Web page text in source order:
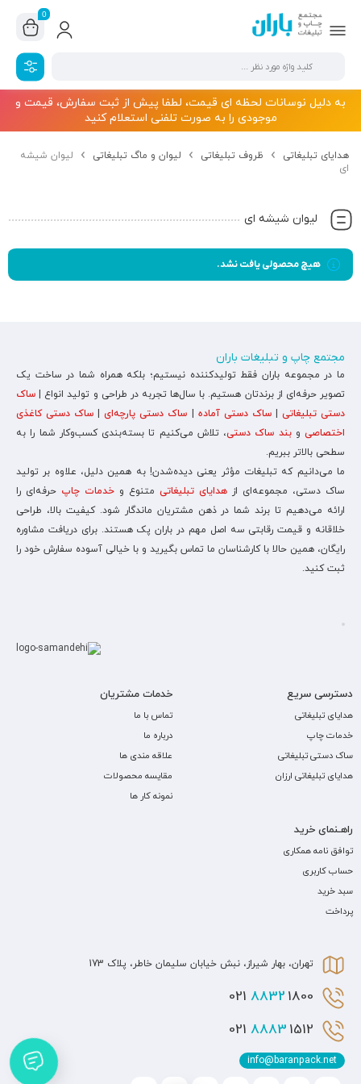
0
به دلیل نوسانات لحظه ای قیمت، لطفا پیش از ثبت سفارش، قیمت و
موجودی را به صورت تلفنی استعلام کنید
هدایای تبلیغاتی ظروف تبلیغاتی لیوان و ماگ تبلیغاتی
لیوان شیشه
ای
لیوان شیشه ای
هیچ محصولی یافت نشد.
مجتمع چاپ و تبلیغات باران
ما در مجموعه باران فقط تولیدکننده نیستیم؛ بلکه همراه شما در ساخت یک
تصویر حرفه‌ای از برندتان هستیم. با سال‌ها تجربه در طراحی و تولید انواع | ساک
دستی تبلیغاتی |ساک دستی آماده ساک دستی پارچه‌ای| ساک دستی کاغذی
اختصاصی وبند ساک دستی، تلاش می‌کنیم تا بسته‌بندی کسب‌وکار شما را به
سطحی بالاتر ببریم.
ما می‌دانیم که تبلیغات مؤثر یعنی دیده‌شدن! به همین دلیل، علاوه بر تولید
ساک دستی، مجموعه‌ای از هدایای تبلیغاتی متنوع و خدمات چاپ حرفه‌ای را
ارائه می‌دهیم تا برند شما در ذهن مشتریان ماندگار شود. کیفیت بالا، طراحی
خلاقانه و قیمت رقابتی سه اصل مهم در باران پک هستند. برای دریافت مشاوره
رایگان، همین حالا با کارشناسان ما تماس بگیرید و با خیالی آسوده سفارش خود را
ثبت کنید.
دسترسی سریع
هدایای تبلیغاتی
خدمات چاپ
ساک دستی تبلیغاتی
هدایای تبلیغاتی ارزان
خدمات مشتریان
تماس با ما
درباره ما
علاقه مندی ها
مقایسه محصولات
نمونه کار ها
راهـنمای خرید
توافق نامه همکاری
حساب کاربری
سبد خرید
پرداخت
تهران، بهار شیراز، نبش خیابان سلیمان خاطر، پلاک 173
8832 1800 021
8883 1512 021
info@baranpack.net